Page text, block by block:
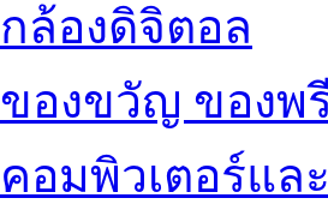
กล้องดิจิตอล
ของขวัญ ของพ
คอมพิวเตอร์แล